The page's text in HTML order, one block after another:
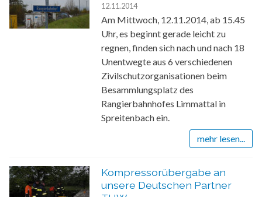
12.11.2014
Am Mittwoch, 12.11.2014, ab 15.45
Uhr, es beginnt gerade leicht zu
regnen, finden sich nach und nach 18
Unentwegte aus 6 verschiedenen
Zivilschutzorganisationen beim
Besammlungsplatz des
Rangierbahnhofes Limmattal in
Spreitenbach ein.
mehr lesen...
Kompressorübergabe an
unsere Deutschen Partner